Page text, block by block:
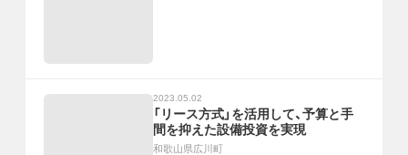
2023.05.02
「リース方式」を活用して、予算と手
間を抑えた設備投資を実現
和歌山県広川町